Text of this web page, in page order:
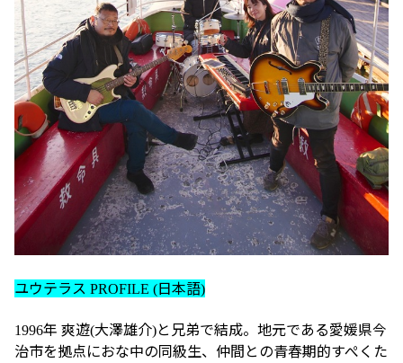
ユウテラス PROFILE ( 日本語)
1996年 爽遊(大澤雄介)と兄弟で結成。地元である愛媛県今
治市を拠点におな中の同級生、仲間との青春期的すぺくた